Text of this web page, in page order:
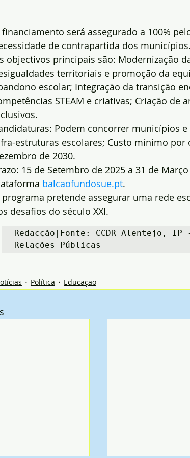
financiamento será assegurado a 100%
de contrapartida dos municípios.
objectivos principais são: Modernização
territoriais e promoção da
escolar; Integração da transição
STEAM e criativas; Criação de
Podem concorrer municípios
estruturas escolares; Custo mínimo por
de 2030.
15 de Setembro de 2025 a 31 de
balcaofundosue.pt.
programa pretende assegurar uma rede
desafios do século XXI.
Redacção|Fonte: CCDR Alentejo, IP
Relações Públicas
Política Educação